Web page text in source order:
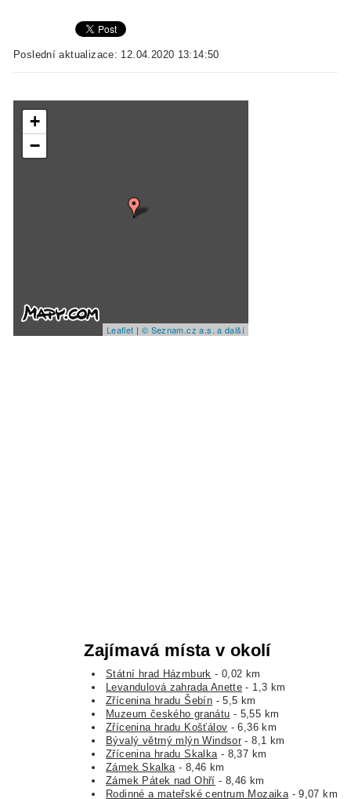
Poslední aktualizace: 12.04.2020 13:14:50
+
−
Leaflet | © Seznam.cz a.s. a další
Zajímavá místa v okolí
Státní hrad Házmburk - 0,02 km
Levandulová zahrada Anette - 1,3 km
Zřícenina hradu Šebín - 5,5 km
Muzeum českého granátu - 5,55 km
Zřícenina hradu Košťálov - 6,36 km
Bývalý větrný mlýn Windsor - 8,1 km
Zřícenina hradu Skalka- 8,37 km
Zámek Skalka- 8,46 km
Zámek Pátek nad Ohří - 8,46 km
Rodinné a mateřské centrum Mozaika- 9,07 km